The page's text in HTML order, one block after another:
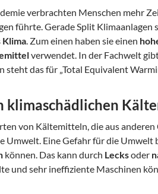
verbrachten Menschen mehr
führte. Gerade Split Klimaanlagen
Klima. Zum einen haben sie einen
verwendet. In der Fachwelt
steht das für „Total Equivalent
klimaschädlichen
von Kältemitteln, die aus
Umwelt. Eine Gefahr für die
können. Das kann durch Lecksoder
und sehr ineffiziente Maschinen